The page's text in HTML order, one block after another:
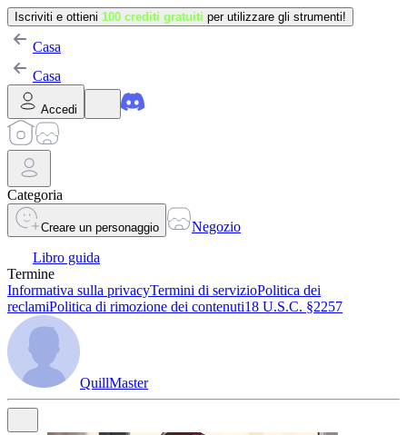
Iscriviti e ottieni 100 crediti gratuiti per utilizzare gli strumenti!
Casa
Casa
Accedi
Categoria
Creare un personaggio
Negozio
Libro guida
Termine
Informativa sulla privacyTermini di servizioPolitica dei
reclamiPolitica di rimozione dei contenuti18 U.S.C. §2257
QuillMaster